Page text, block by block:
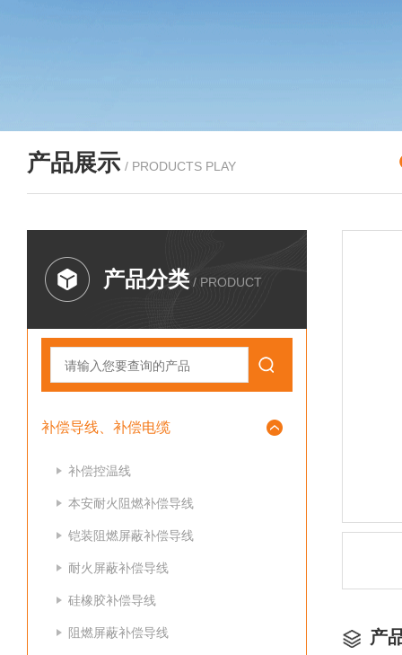
产品展示 / PRODUCTS PLAY
产品分类 / PRODUCT
补偿导线、补偿电缆
补偿控温线
本安耐火阻燃补偿导线
铠装阻燃屏蔽补偿导线
耐火屏蔽补偿导线
硅橡胶补偿导线
阻燃屏蔽补偿导线 产